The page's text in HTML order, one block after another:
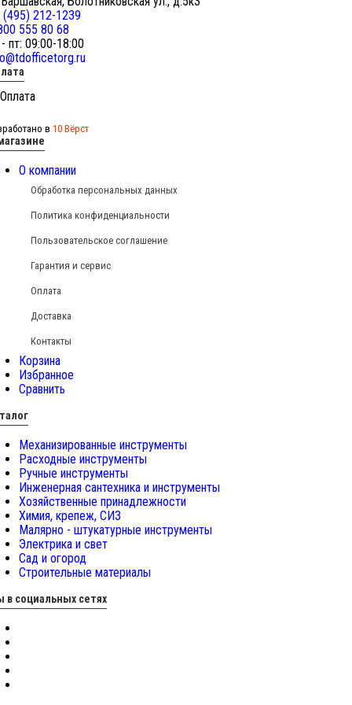
(495) 212-1239
555 80 68
пт: 09:00-18:00
в 10 Вёрст
О компании
Обработка персональных данных
Политика конфиденциальности
Пользовательское соглашение
Гарантия и сервис
Оплата
Доставка
Контакты
Корзина
Избранное
Сравнить
Механизированные инструменты
Расходные инструменты
Ручные инструменты
Инженерная сантехника и инструменты
Хозяйственные принадлежности
Химия, крепеж, СИЗ
Малярно - штукатурные инструменты
Электрика и свет
Сад и огород
Строительные материалы
в социальных сетях